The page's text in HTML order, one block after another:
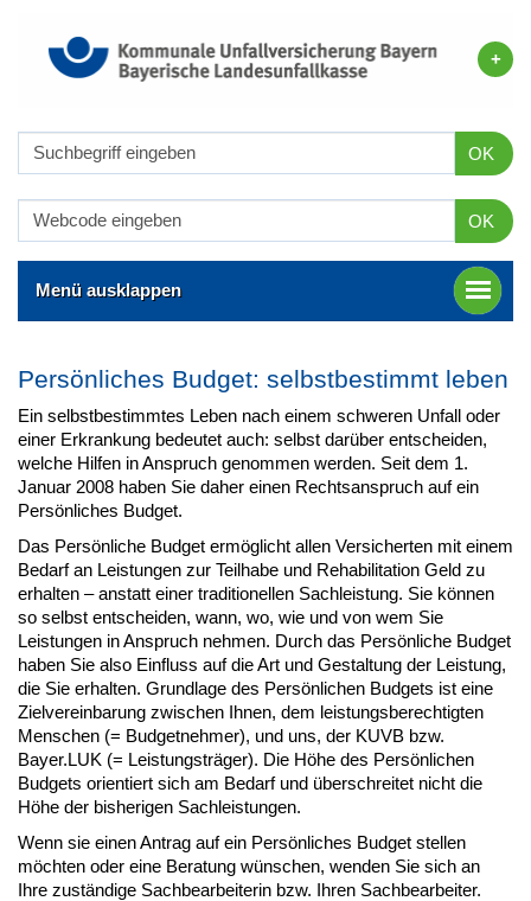
OK
OK
Menü ausklappen
Persönliches Budget: selbstbestimmt leben
Ein selbstbestimmtes Leben nach einem schweren Unfall oder
einer Erkrankung bedeutet auch: selbst darüber entscheiden,
welche Hilfen in Anspruch genommen werden. Seit dem 1.
Januar 2008 haben Sie daher einen Rechtsanspruch auf ein
Persönliches Budget.
Das Persönliche Budget ermöglicht allen Versicherten mit einem
Bedarf an Leistungen zur Teilhabe und Rehabilitation Geld zu
erhalten – anstatt einer traditionellen Sachleistung. Sie können
so selbst entscheiden, wann, wo, wie und von wem Sie
Leistungen in Anspruch nehmen. Durch das Persönliche Budget
haben Sie also Einfluss auf die Art und Gestaltung der Leistung,
die Sie erhalten. Grundlage des Persönlichen Budgets ist eine
Zielvereinbarung zwischen Ihnen, dem leistungsberechtigten
Menschen (= Budgetnehmer), und uns, der KUVB bzw.
Bayer.LUK (= Leistungsträger). Die Höhe des Persönlichen
Budgets orientiert sich am Bedarf und überschreitet nicht die
Höhe der bisherigen Sachleistungen.
Wenn sie einen Antrag auf ein Persönliches Budget stellen
möchten oder eine Beratung wünschen, wenden Sie sich an
Ihre zuständige Sachbearbeiterin bzw. Ihren Sachbearbeiter.